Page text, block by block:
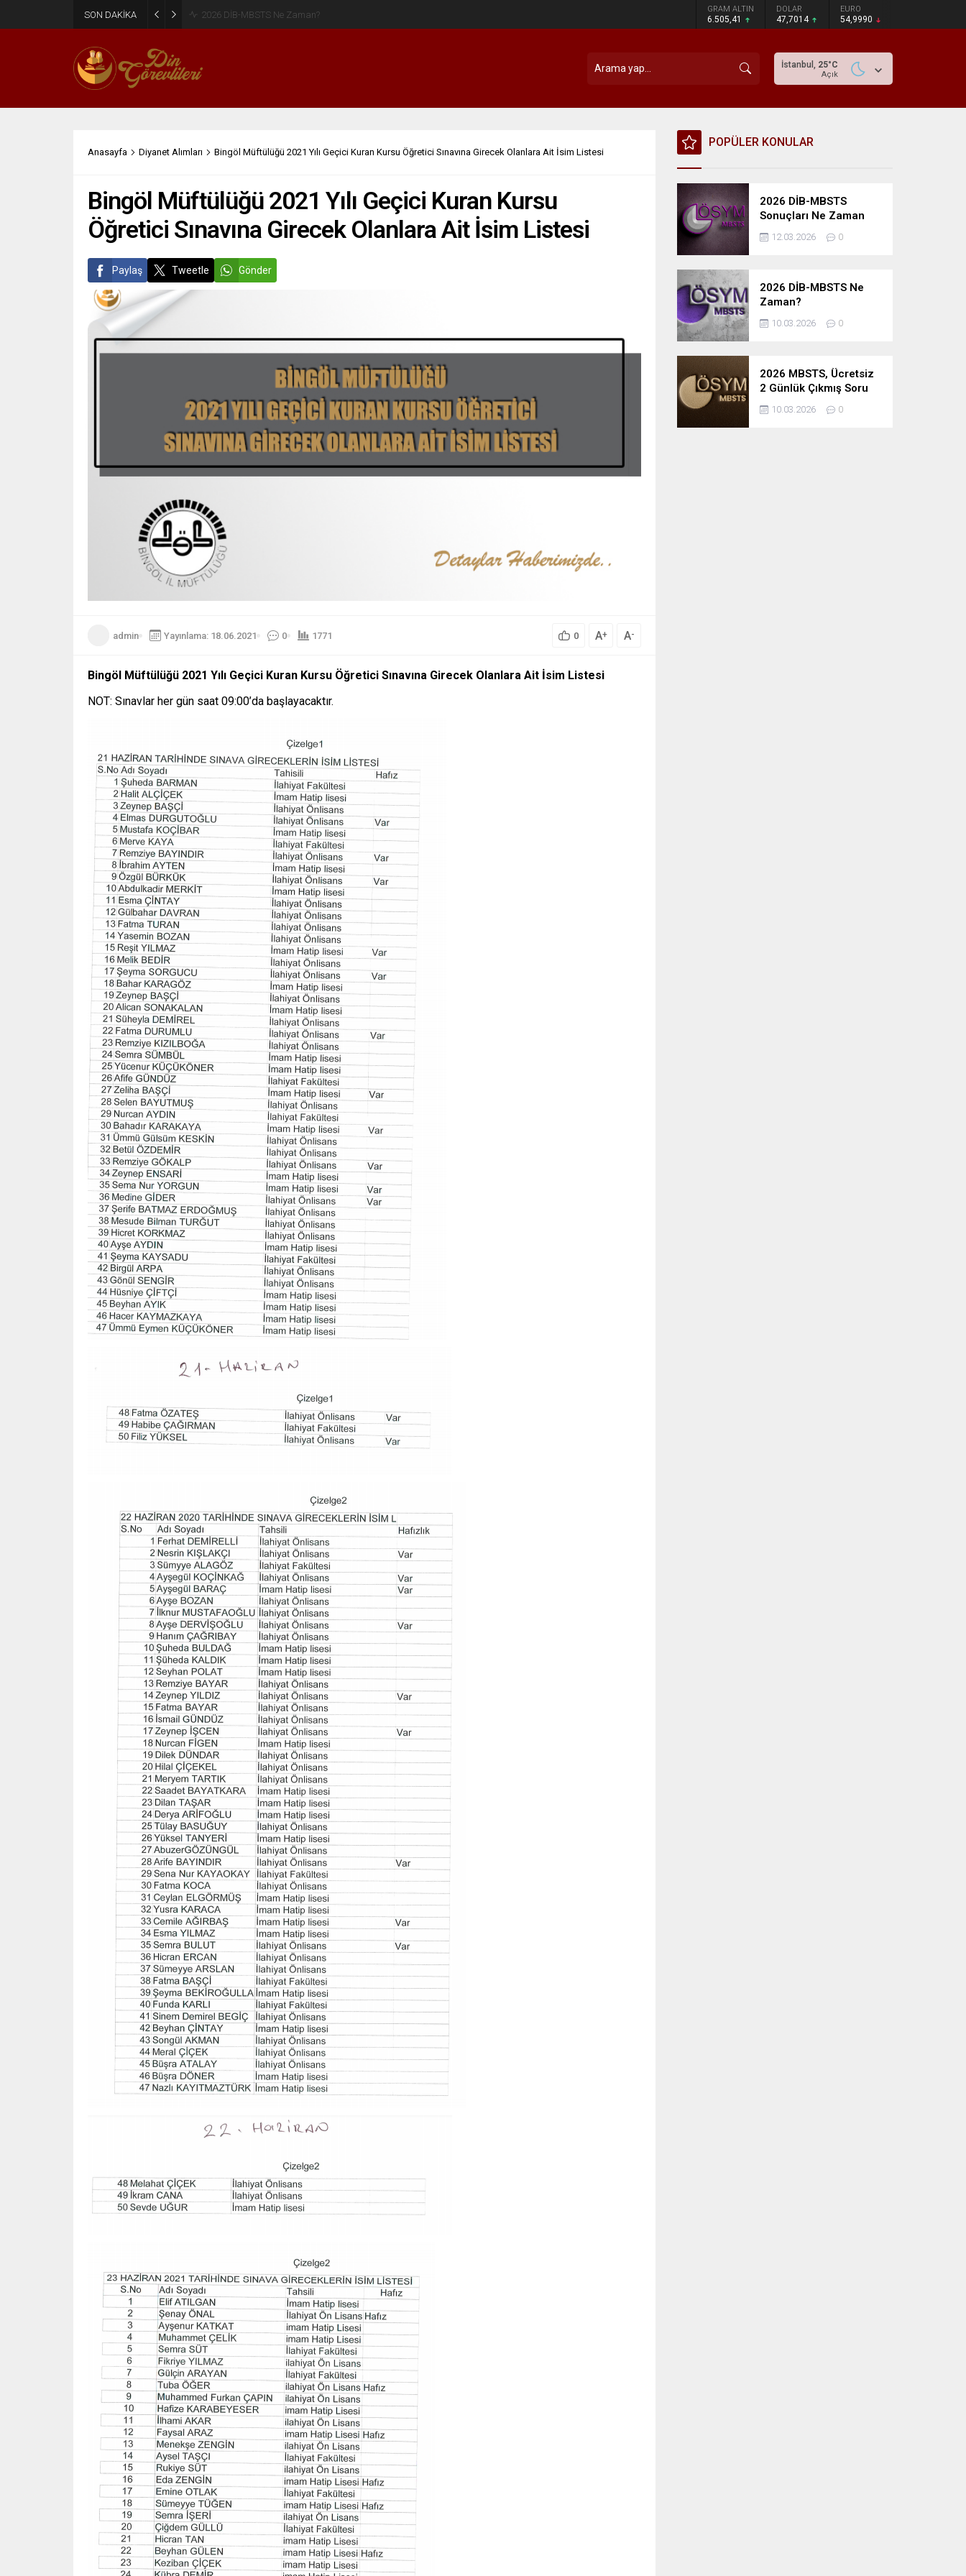
SON DAKİKA 2026 DİB-MBSTS Ne Zaman? GRAM ALTIN
6.505,41
DOLAR
47,7014
EURO
54,9990
İstanbul, 25°C
Açık
Anasayfa Diyanet Alımları Bingöl Müftülüğü 2021 Yılı Geçici Kuran Kursu Öğretici Sınavına Girecek Olanlara Ait İsim Listesi
Bingöl Müftülüğü 2021 Yılı Geçici Kuran Kursu
Öğretici Sınavına Girecek Olanlara Ait İsim Listesi
Paylaş Tweetle Gönder
admin Yayınlama: 18.06.2021 0 1771 0 A+ A-
Bingöl Müftülüğü 2021 Yılı Geçici Kuran Kursu Öğretici Sınavına Girecek Olanlara Ait İsim Listesi
NOT: Sınavlar her gün saat 09:00’da başlayacaktır.
POPÜLER KONULAR
2026 DİB-MBSTS
Sonuçları Ne Zaman
Açıklanacak?
12.03.2026 0
2026 DİB-MBSTS Ne
Zaman?
10.03.2026 0
2026 MBSTS, Ücretsiz
2 Günlük Çıkmış Soru
Çözüm Kampı
10.03.2026 0